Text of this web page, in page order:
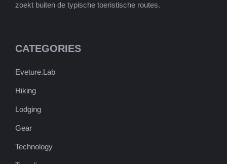
zoekt buiten de typische toeristische routes.
CATEGORIES
Eveture.Lab
Hiking
Lodging
Gear
Technology